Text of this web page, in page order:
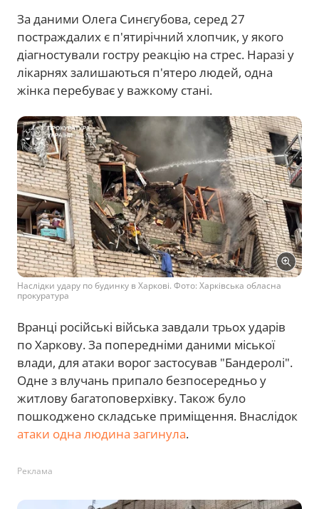
За даними Олега Синєгубова, серед 27
постраждалих є п'ятирічний хлопчик, у якого
діагностували гостру реакцію на стрес. Наразі у
лікарнях залишаються п'ятеро людей, одна
жінка перебуває у важкому стані.
Наслідки удару по будинку в Харкові. Фото: Харківська обласна
прокуратура
Вранці російські війська завдали трьох ударів
по Харкову. За попередніми даними міської
влади, для атаки ворог застосував "Бандеролі".
Одне з влучань припало безпосередньо у
житлову багатоповерхівку. Також було
пошкоджено складське приміщення. Внаслідок
атаки одна людина загинула.
Реклама